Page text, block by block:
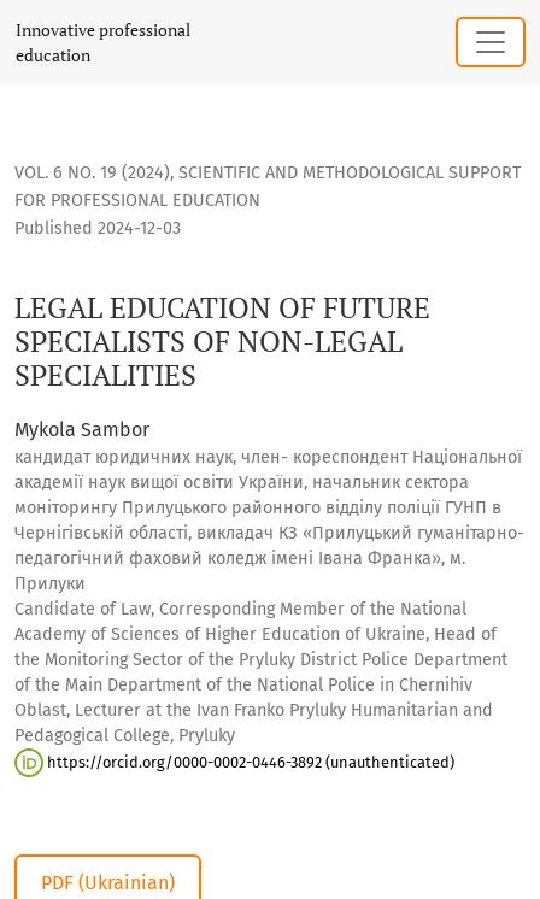
LEGAL EDUCATION OF FUTURE SPECIALISTS OF NON-LEGAL
Innovative professional
education
VOL. 6 NO. 19 (2024), SCIENTIFIC AND METHODOLOGICAL SUPPORT
FOR PROFESSIONAL EDUCATION
LEGAL EDUCATION OF FUTURE
SPECIALISTS OF NON-LEGAL
SPECIALITIES
Published 2024-12-03
Mykola Sambor
кандидат юридичних наук, член- кореспондент Національної
академії наук вищої освіти України, начальник сектора
моніторингу Прилуцького районного відділу поліції ГУНП в
Чернігівській області, викладач КЗ «Прилуцький гуманітарно-
педагогічний фаховий коледж імені Івана Франка», м.
Прилуки
Candidate of Law, Corresponding Member of the National
Academy of Sciences of Higher Education of Ukraine, Head of
the Monitoring Sector of the Pryluky District Police Department
of the Main Department of the National Police in Chernihiv
Oblast, Lecturer at the Ivan Franko Pryluky Humanitarian and
Pedagogical College, Pryluky
https://orcid.org/0000-0002-0446-3892 (unauthenticated)
PDF (Ukrainian)